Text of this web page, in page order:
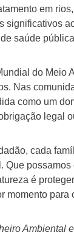
em
significativos
saúde
do Meio
Nas
como um
legal
cada
Que
é
momento para
Ambiental